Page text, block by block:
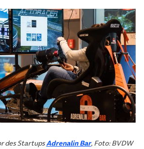
des StartupsAdrenalin Bar(öffnet in
, Foto: BVDW